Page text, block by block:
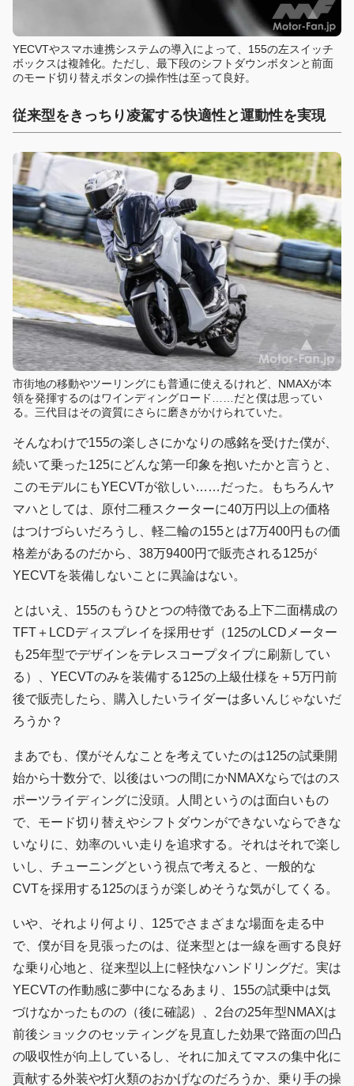
YECVTやスマホ連携システムの導入によって、155の左スイッチ
ボックスは複雑化。ただし、最下段のシフトダウンボタンと前面
のモード切り替えボタンの操作性は至って良好。
従来型をきっちり凌駕する快適性と運動性を実現
市街地の移動やツーリングにも普通に使えるけれど、NMAXが本
領を発揮するのはワインディングロード……だと僕は思ってい
る。三代目はその資質にさらに磨きがかけられていた。
そんなわけで155の楽しさにかなりの感銘を受けた僕が、
続いて乗った125にどんな第一印象を抱いたかと言うと、
このモデルにもYECVTが欲しい……だった。もちろんヤ
マハとしては、原付二種スクーターに40万円以上の価格
はつけづらいだろうし、軽二輪の155とは7万400円もの価
格差があるのだから、38万9400円で販売される125が
YECVTを装備しないことに異論はない。
とはいえ、155のもうひとつの特徴である上下二面構成の
TFT＋LCDディスプレイを採用せず（125のLCDメーター
も25年型でデザインをテレスコープタイプに刷新してい
る）、YECVTのみを装備する125の上級仕様を＋5万円前
後で販売したら、購入したいライダーは多いんじゃないだ
ろうか？
まあでも、僕がそんなことを考えていたのは125の試乗開
始から十数分で、以後はいつの間にかNMAXならではのス
ポーツライディングに没頭。人間というのは面白いもの
で、モード切り替えやシフトダウンができないならできな
いなりに、効率のいい走りを追求する。それはそれで楽し
いし、チューニングという視点で考えると、一般的な
CVTを採用する125のほうが楽しめそうな気がしてくる。
いや、それより何より、125でさまざまな場面を走る中
で、僕が目を見張ったのは、従来型とは一線を画する良好
な乗り心地と、従来型以上に軽快なハンドリングだ。実は
YECVTの作動感に夢中になるあまり、155の試乗中は気
づけなかったものの（後に確認）、2台の25年型NMAXは
前後ショックのセッティングを見直した効果で路面の凹凸
の吸収性が向上しているし、それに加えてマスの集中化に
貢献する外装や灯火類のおかげなのだろうか、乗り手の操